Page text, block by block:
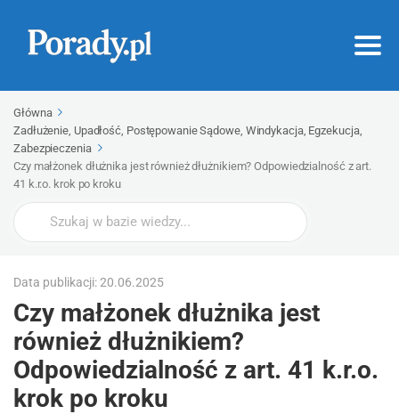
Główna
Zadłużenie, Upadłość, Postępowanie Sądowe, Windykacja, Egzekucja,
Zabezpieczenia
Czy małżonek dłużnika jest również dłużnikiem? Odpowiedzialność z art.
41 k.r.o. krok po kroku
Wyszukaj
Data publikacji: 20.06.2025
Czy małżonek dłużnika jest
również dłużnikiem?
Odpowiedzialność z art. 41 k.r.o.
krok po kroku